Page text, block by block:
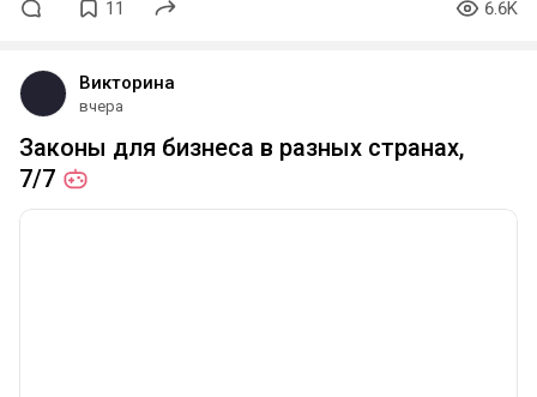
11 6.6K
Викторина
вчера
Законы для бизнеса в разных странах,
7/7